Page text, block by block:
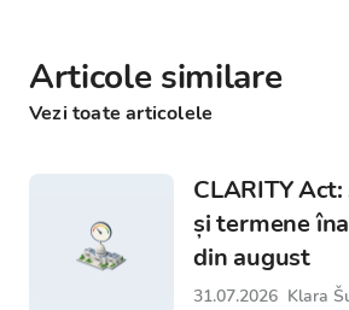
Articole similare
Vezi toate articolele
CLARITY
și termene
din august
31.07.2026 Klara